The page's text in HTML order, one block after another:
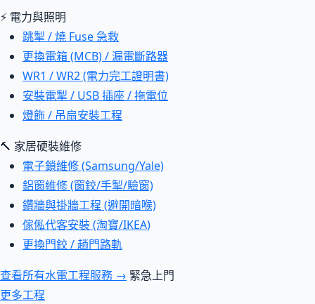
⚡ 電力與照明
跳掣 / 燒 Fuse 急救
更換電箱 (MCB) / 漏電斷路器
WR1 / WR2 (電力完工證明書)
安裝電掣 / USB 插座 / 拖電位
燈飾 / 吊扇安裝工程
🔨 家居硬裝維修
電子鎖維修 (Samsung/Yale)
鋁窗維修 (窗鉸/手掣/驗窗)
鑽牆與掛牆工程 (避開暗喉)
傢俬代客安裝 (淘寶/IKEA)
更換門鉸 / 趟門路軌
查看所有水電工程服務 → 緊急上門
更多工程